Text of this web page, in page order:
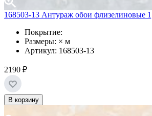
168503-13 Антураж обои флизелиновые
Покрытие:
Размеры: × м
Артикул: 168503-13
2190 ₽
В корзину